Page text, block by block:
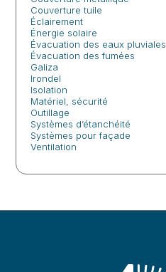
Couverture tuile
Éclairement
Énergie solaire
Évacuation des eaux pluviales
Évacuation des fumées
Galiza
Irondel
Isolation
Matériel, sécurité
Outillage
Systèmes d’étanchéité
Systèmes pour façade
Ventilation